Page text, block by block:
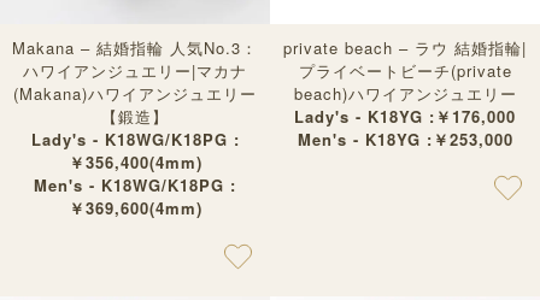
Makana – 結婚指輪 人気No.3：
ハワイアンジュエリー|マカナ
(Makana)ハワイアンジュエリー
【鍛造】
Lady's - K18WG/K18PG :
￥356,400(4mm)
Men's - K18WG/K18PG :
￥369,600(4mm)
private beach – ラウ 結婚指輪|
プライベートビーチ(private
beach)ハワイアンジュエリー
Lady's - K18YG :￥176,000
Men's - K18YG :￥253,000